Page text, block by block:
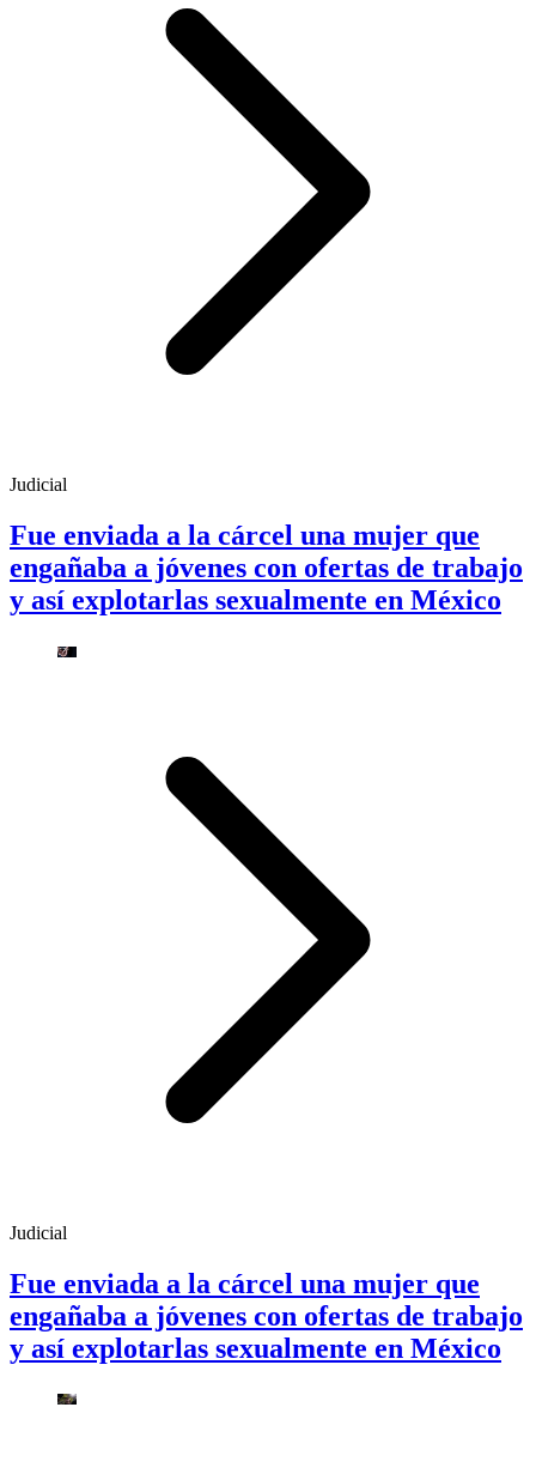
Judicial
Fue enviada a la cárcel una mujer que
engañaba a jóvenes con ofertas de trabajo
y así explotarlas sexualmente en México
Judicial
Fue enviada a la cárcel una mujer que
engañaba a jóvenes con ofertas de trabajo
y así explotarlas sexualmente en México